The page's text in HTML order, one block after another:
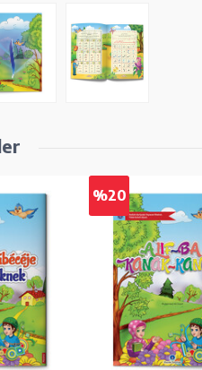
%20